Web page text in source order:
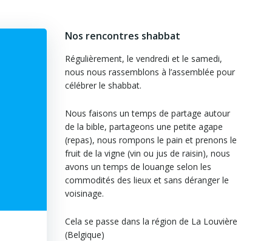
Nos rencontres shabbat
Régulièrement, le vendredi et le samedi,
nous nous rassemblons à l’assemblée pour
célébrer le shabbat.
Nous faisons un temps de partage autour
de la bible, partageons une petite agape
(repas), nous rompons le pain et prenons le
fruit de la vigne (vin ou jus de raisin), nous
avons un temps de louange selon les
commodités des lieux et sans déranger le
voisinage.
Cela se passe dans la région de La Louvière
(Belgique)